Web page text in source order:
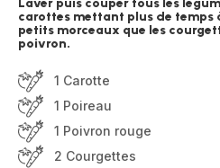
Laver puis couper tous les
carottes mettant plus de temps
petits morceaux que les
poivron.
1 Carotte
1 Poireau
1 Poivron rouge
2 Courgettes